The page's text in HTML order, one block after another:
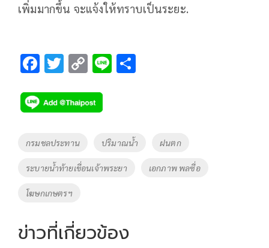
เพิ่มมากขึ้น จะแจ้งให้ทราบเป็นระยะ.
F
e
b
o
k
T
tt
er
C
p
y
Li
n
k
Li
Tags
กรมชลประทาน ปริมาณน้ำ ฝนตก
ระบายน้ำท้ายเขื่อนเจ้าพระยา เอกภาพ พลซื่อ
โฆษกเกษตรฯ
ข่าวที่เกี่ยวข้อง